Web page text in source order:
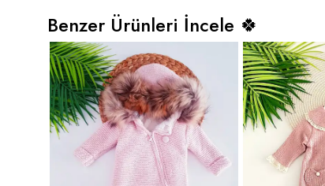
Benzer Ürünleri İncele 🍀